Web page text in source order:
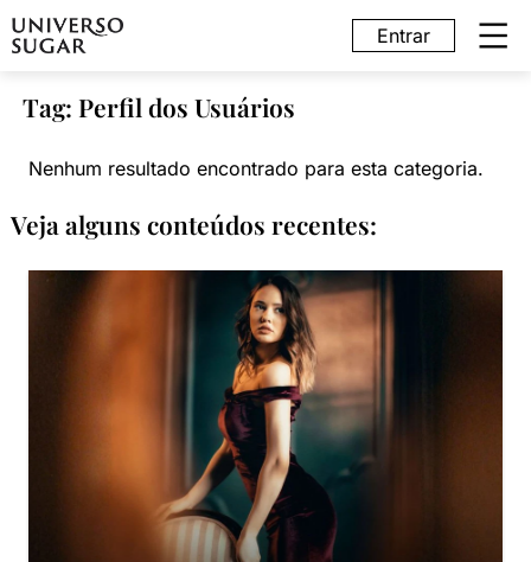
Entrar
Tag: Perfil dos Usuários
Nenhum resultado encontrado para esta categoria.
Veja alguns conteúdos recentes: